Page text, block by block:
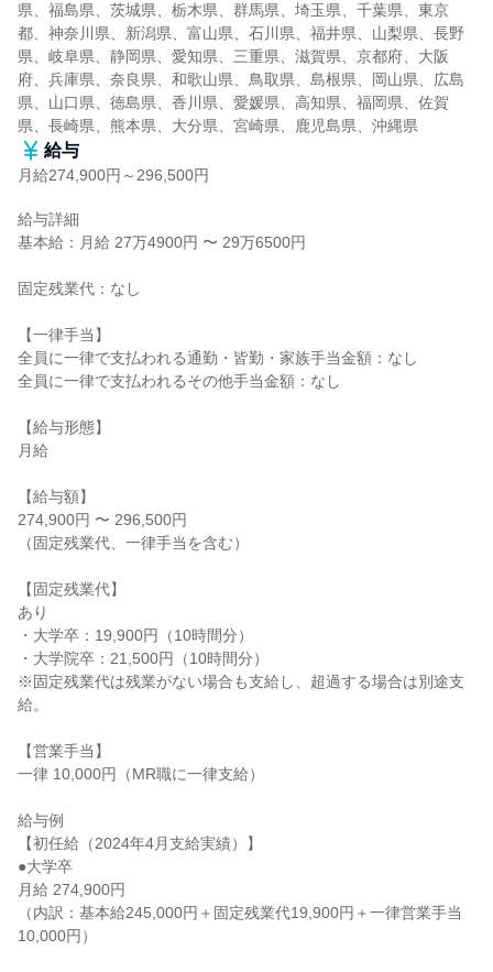
県、福島県、茨城県、栃木県、群馬県、埼玉県、千葉県、東京
都、神奈川県、新潟県、富山県、石川県、福井県、山梨県、長野
県、岐阜県、静岡県、愛知県、三重県、滋賀県、京都府、大阪
府、兵庫県、奈良県、和歌山県、鳥取県、島根県、岡山県、広島
県、山口県、徳島県、香川県、愛媛県、高知県、福岡県、佐賀
県、長崎県、熊本県、大分県、宮崎県、鹿児島県、沖縄県
給与
月給274,900円～296,500円
給与詳細
基本給：月給 27万4900円 〜 29万6500円
固定残業代：なし
【一律手当】
全員に一律で支払われる通勤・皆勤・家族手当金額：なし
全員に一律で支払われるその他手当金額：なし
【給与形態】
月給
【給与額】
274,900円 〜 296,500円
（固定残業代、一律手当を含む）
【固定残業代】
あり
・大学卒：19,900円（10時間分）
・大学院卒：21,500円（10時間分）
※固定残業代は残業がない場合も支給し、超過する場合は別途支
給。
【営業手当】
一律 10,000円（MR職に一律支給）
給与例
【初任給（2024年4月支給実績）】
●大学卒
月給 274,900円
（内訳：基本給245,000円＋固定残業代19,900円＋一律営業手当
10,000円）